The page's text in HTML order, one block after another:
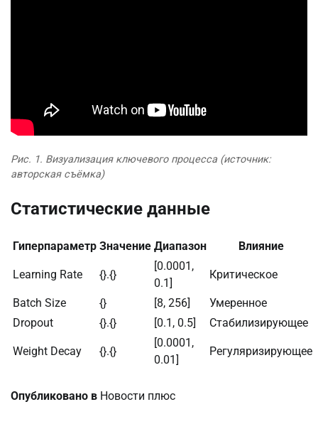
Рис. 1. Визуализация ключевого процесса (источник:
авторская съёмка)
Статистические данные
Гиперпараметр Значение Диапазон Влияние
Learning Rate {}.{}
[0.0001,
0.1]
Критическое
Batch Size {} [8, 256]
Умеренное
Dropout
{}.{} [0.1, 0.5] Стабилизирующее
Weight Decay {}.{}
[0.0001,
0.01]
Регуляризирующее
Опубликовано в Новости плюс